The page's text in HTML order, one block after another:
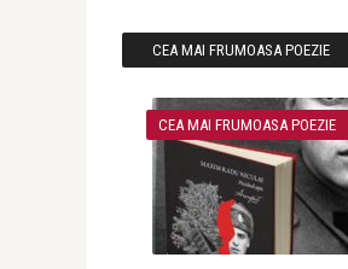
CEA MAI FRUMOASA POEZIE
CEA MAI FRUMOASA POEZIE